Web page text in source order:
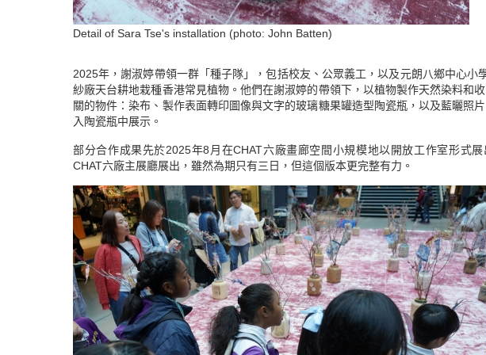
Detail of Sara Tse's installation (photo: John Batten)
2025年，謝淑婷帶領一群「種子隊」，包括校友、公眾義工，以及元朗八鄉中心小
紗廠天台耕地栽種香港常見植物。他們在謝淑婷的帶領下，以植物製作天然染料和
關的物件：染布、製作表面轉印圖像與文字的玻璃糖果罐造型陶瓷瓶，以及藍曬照
入陶瓷瓶中展示。
部分合作成果先於2025年8月在CHAT六廠畫廊空間小規模地以開放工作室形式
CHAT六廠主展廳展出，雖然為期只有三日，但這個版本更完整有力。